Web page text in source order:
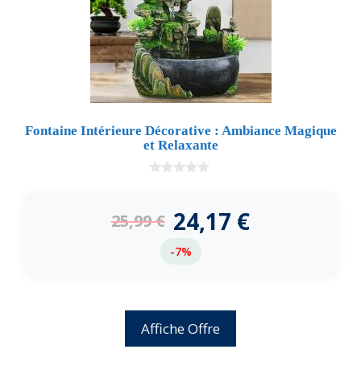
Fontaine Intérieure Décorative : Ambiance Magique
et Relaxante
5
25,99€ 24,17 €
-7%
Affiche Offre